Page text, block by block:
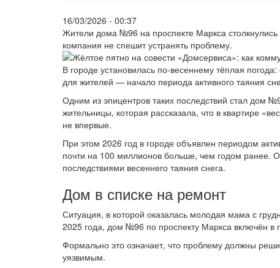
16/03/2026 - 00:37
Жители дома №96 на проспекте Маркса
компания не спешит устранять проблему.
В городе установилась по-весеннему тёплая
для жителей — начало периода активного таяния
Одним из эпицентров таких последствий стал дом
жительницы, которая рассказала, что в квартире
не впервые.
При этом 2026 год в городе объявлен периодом
почти на 100 миллионов больше, чем годом ранее.
последствиями весеннего таяния снега.
Дом в списке на ремонт
Ситуация, в которой оказалась молодая мама с
2025 года, дом №96 по проспекту Маркса включён в
Формально это означает, что проблему должны
уязвимым.